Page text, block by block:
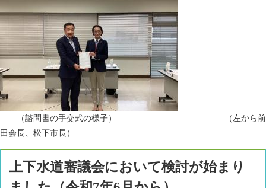
（諮問書の手交式の様子） （左から前
田会長、松下市長）
上下水道審議会において検討が始まり